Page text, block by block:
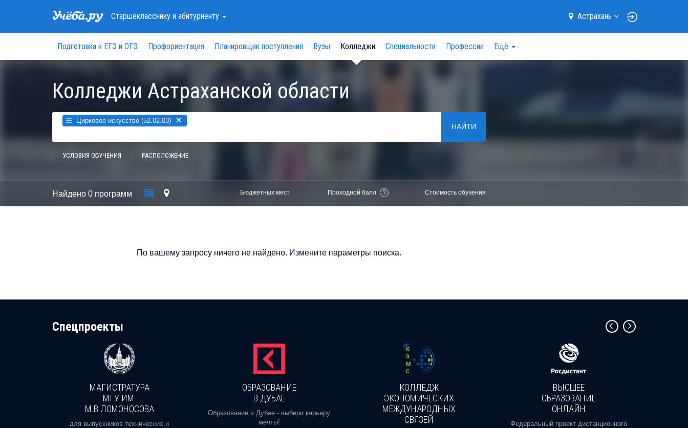
Старшеклассникуи абитуриенту Астрахань
Подготовка к ЕГЭ и ОГЭ Профориентация Планировщик поступления Вузы Колледжи Специальности Профессии Ещё
Колледжи Астраханской области
Цирковое искусство (52.02.03) ×
НАЙТИ
УСЛОВИЯ ОБУЧЕНИЯ РАСПОЛОЖЕНИЕ
Найдено 0 программ Бюджетных мест Проходной балл ? Стоимость обучения
По вашему запросу ничего не найдено. Измените параметры поиска.
Cпецпроекты
МАГИСТРАТУРА
МГУ ИМ.
М.В.ЛОМОНОСОВА
для выпускников технических и
ОБРАЗОВАНИЕ
В ДУБАЕ
Образование в Дубае - выбери карьеру
мечты!
КОЛЛЕДЖ
ЭКОНОМИЧЕСКИХ
МЕЖДУНАРОДНЫХ
СВЯЗЕЙ
ВЫСШЕЕ
ОБРАЗОВАНИЕ
ОНЛАЙН
Федеральный проект дистанционного